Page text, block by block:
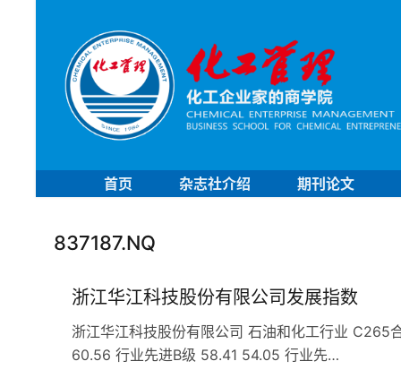
首页 杂志社介绍 期刊论文
837187.NQ
浙江华江科技股份有限公司发展指数
浙江华江科技股份有限公司 石油和化工行业
60.56 行业先进B级 58.41 54.05 行业先…